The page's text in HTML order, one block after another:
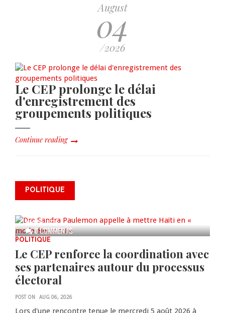
August
04
/2026
Le CEP prolonge le délai
d'enregistrement des
groupements politiques
Continue reading
POLITIQUE
0 COMMENTS
mettre Haïti en « mode électoral
» à travers une vaste campagne
AUG 06, 2026
POLITIQUE
Le CEP renforce la coordination avec
ses partenaires autour du processus
électoral
POST ON AUG 06, 2026